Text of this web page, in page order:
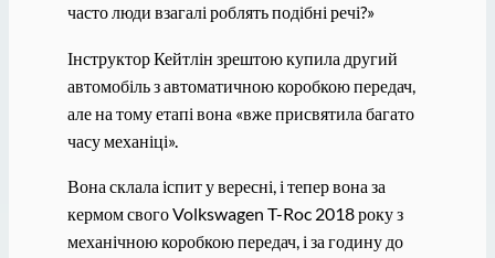
часто люди взагалі роблять подібні речі?»
Інструктор Кейтлін зрештою купила другий
автомобіль з автоматичною коробкою передач,
але на тому етапі вона «вже присвятила багато
часу механіці».
Вона склала іспит у вересні, і тепер вона за
кермом свого Volkswagen T-Roc 2018 року з
механічною коробкою передач, і за годину до